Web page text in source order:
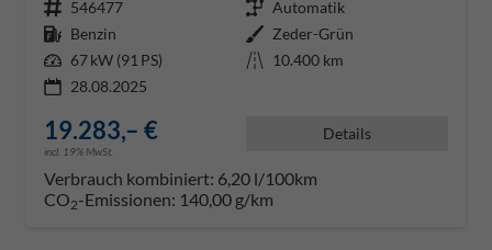
Fahrzeugnr. 546477 Getriebe Automatik
Kraftstoff Benzin Außenfarbe Zeder-Grün
Leistung 67 kW (91 PS) Kilometerstand 10.400 km
28.08.2025
19.283,– €
incl. 19% MwSt.
Details
Verbrauch kombiniert: 6,20 l/100km
CO2-Emissionen: 140,00 g/km